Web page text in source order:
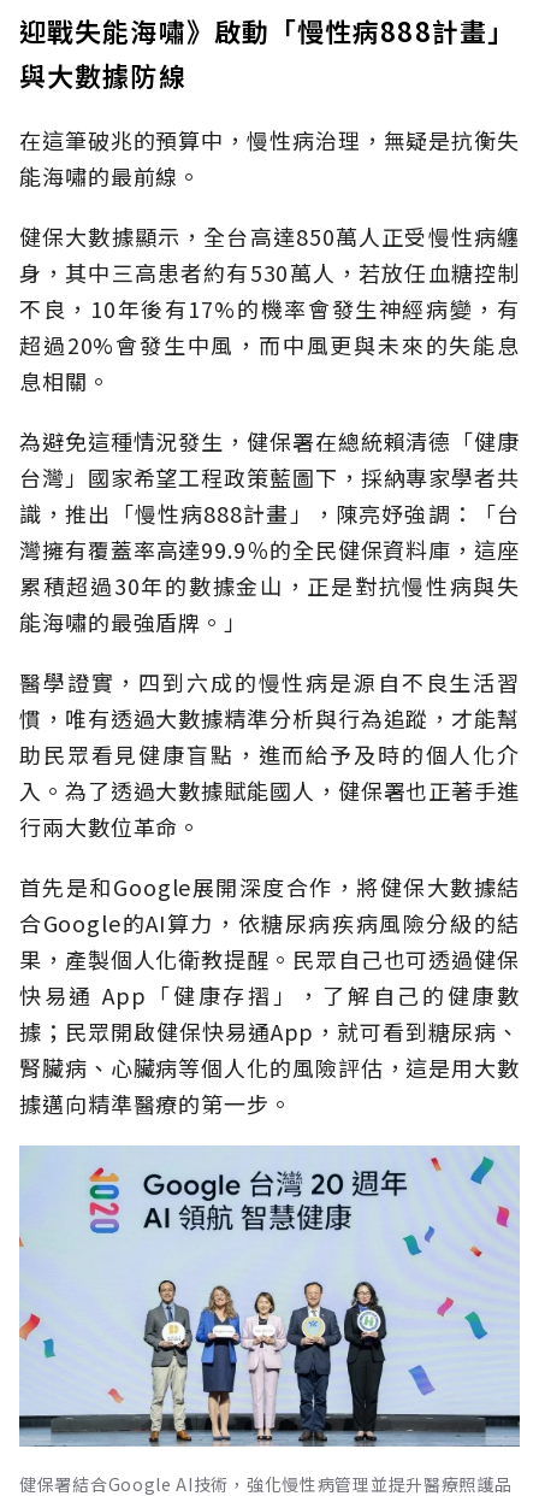
迎戰失能海嘯》啟動「慢性病888計畫」
與大數據防線
在這筆破兆的預算中，慢性病治理，無疑是抗衡失
能海嘯的最前線。
健保大數據顯示，全台高達850萬人正受慢性病纏
身，其中三高患者約有530萬人，若放任血糖控制
不良，10年後有17%的機率會發生神經病變，有
超過20%會發生中風，而中風更與未來的失能息
息相關。
為避免這種情況發生，健保署在總統賴清德「健康
台灣」國家希望工程政策藍圖下，採納專家學者共
識，推出「慢性病888計畫」，陳亮妤強調：「台
灣擁有覆蓋率高達99.9％的全民健保資料庫，這座
累積超過30年的數據金山，正是對抗慢性病與失
能海嘯的最強盾牌。」
醫學證實，四到六成的慢性病是源自不良生活習
慣，唯有透過大數據精準分析與行為追蹤，才能幫
助民眾看見健康盲點，進而給予及時的個人化介
入。為了透過大數據賦能國人，健保署也正著手進
行兩大數位革命。
首先是和Google展開深度合作，將健保大數據結
合Google的AI算力，依糖尿病疾病風險分級的結
果，產製個人化衛教提醒。民眾自己也可透過健保
快易通 App「健康存摺」，了解自己的健康數
據；民眾開啟健保快易通App，就可看到糖尿病、
腎臟病、心臟病等個人化的風險評估，這是用大數
據邁向精準醫療的第一步。
健保署結合Google AI技術，強化慢性病管理並提升醫療照護品